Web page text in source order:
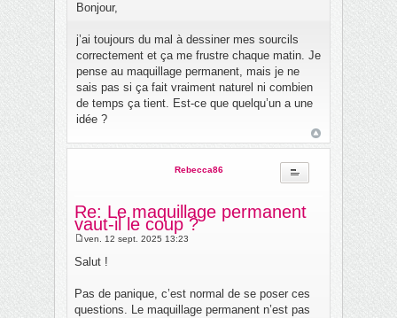
s
a
g
e
Bonjour,
j’ai toujours du mal à dessiner mes sourcils
correctement et ça me frustre chaque matin. Je
pense au maquillage permanent, mais je ne
sais pas si ça fait vraiment naturel ni combien
de temps ça tient. Est-ce que quelqu’un a une
idée ?
Rebecca86
Re: Le maquillage permanent
vaut-il le coup ?
e
s
g
e
ven. 12 sept. 2025 13:23
Salut !
Pas de panique, c’est normal de se poser ces
questions. Le maquillage permanent n’est pas